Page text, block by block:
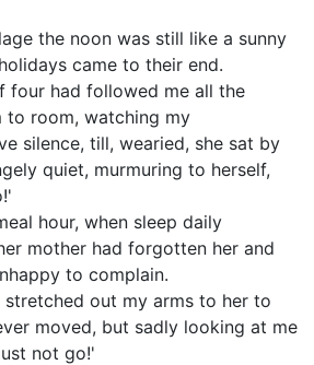
the noon was still like a sunny
came to their end.
had followed me all the
to room, watching my
silence, till, wearied, she sat by
quiet, murmuring to herself,
hour, when sleep daily
mother had forgotten her and
to complain.
out my arms to her to
moved, but sadly looking at me
not go!'